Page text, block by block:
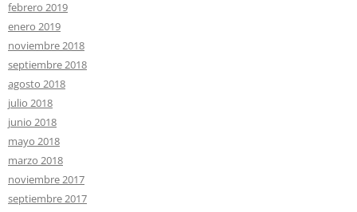
febrero 2019
enero 2019
noviembre 2018
septiembre 2018
agosto 2018
julio 2018
junio 2018
mayo 2018
marzo 2018
noviembre 2017
septiembre 2017